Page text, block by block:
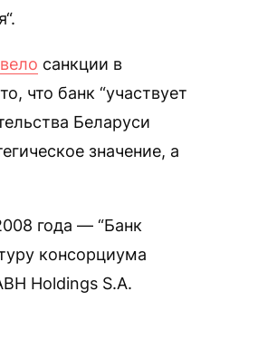
санкции в
что банк “участвует
Беларуси
значение, а
года — “Банк
консорциума
Hold­ings S.A.